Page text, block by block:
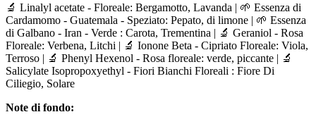
🔬 Linalyl acetate - Floreale: Bergamotto, Lavanda | 🌱 Essenza di
Cardamomo - Guatemala - Speziato: Pepato, di limone | 🌱 Essenza
di Galbano - Iran - Verde : Carota, Trementina | 🔬 Geraniol - Rosa
Floreale: Verbena, Litchi | 🔬 Ionone Beta - Cipriato Floreale: Viola,
Terroso | 🔬 Phenyl Hexenol - Rosa floreale: verde, piccante | 🔬
Salicylate Isopropoxyethyl - Fiori Bianchi Floreali : Fiore Di
Ciliegio, Solare
Note di fondo: